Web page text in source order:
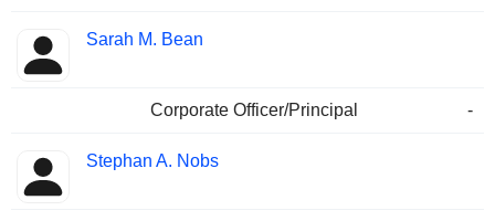
Sarah M. Bean
Corporate Officer/Principal -
Stephan A. Nobs